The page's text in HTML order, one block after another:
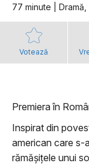
77 minute | Dramă,
Votează
Premiera în
Inspirat din
american care s-
rămășițele unui